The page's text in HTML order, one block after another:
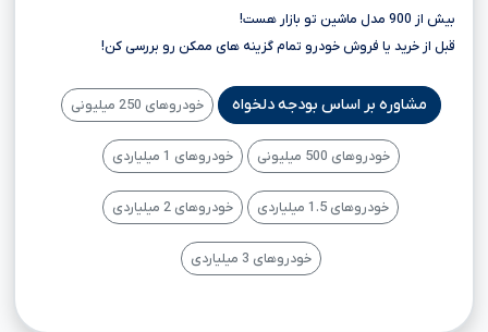
بیش از 900 مدل ماشین تو بازار هست!
قبل از خرید یا فروش خودرو تمام گزینه های ممکن رو بررسی کن!
مشاوره بر اساس بودجه دلخواه خودروهای 250 میلیونی
خودروهای 500 میلیونی خودروهای 1 میلیاردی
خودروهای 1.5 میلیاردی خودروهای 2 میلیاردی
خودروهای 3 میلیاردی